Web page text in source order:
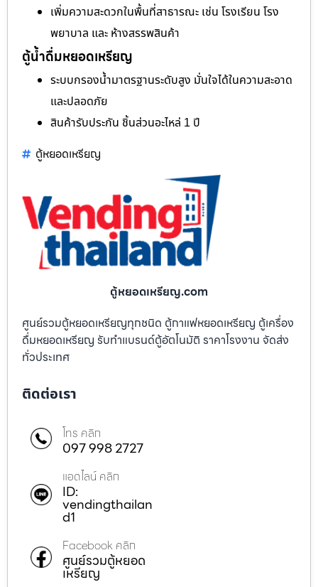
เพิ่มความสะดวกในพื้นที่สาธารณะ เช่น โรงเรียน โรง
พยาบาล และ ห้างสรรพสินค้า
ตู้น้ำดื่มหยอดเหรียญ
ระบบกรองน้ำมาตรฐานระดับสูง มั่นใจได้ในความสะอาด
และปลอดภัย
สินค้ารับประกัน ชิ้นส่วนอะไหล่ 1 ปี
ตู้หยอดเหรียญ
ตู้หยอดเหรียญ.com
ศูนย์รวมตู้หยอดเหรียญทุกชนิด ตู้กาแฟหยอดเหรียญ ตู้เครื่อง
ดื่มหยอดเหรียญ รับทำแบรนด์ตู้อัตโนมัติ ราคาโรงงาน จัดส่ง
ทั่วประเทศ
ติดต่อเรา
โทร คลิก
097 998 2727
แอดไลน์ คลิก
ID:
vendingthailan
d1
Facebook คลิก
ศูนย์รวมตู้หยอด
เหรียญ